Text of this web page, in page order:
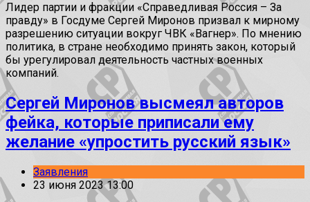
Лидер партии и фракции «Справедливая Россия – За
правду» в Госдуме Сергей Миронов призвал к мирному
разрешению ситуации вокруг ЧВК «Вагнер». По мнению
политика, в стране необходимо принять закон, который
бы урегулировал деятельность частных военных
компаний.
Сергей Миронов высмеял авторов
фейка, которые приписали ему
желание «упростить русский язык»
Заявления
23 июня 2023 13:00